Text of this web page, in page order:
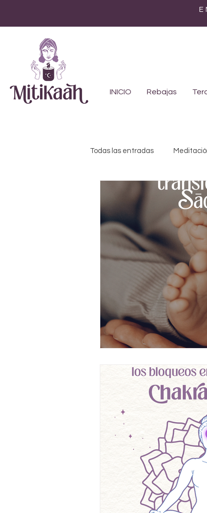
INICIO Rebajas
Todas las entradas
Genealogía
Numerología